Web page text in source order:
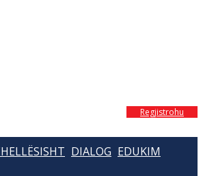
Regjistrohu
DIALOG EDUKIM